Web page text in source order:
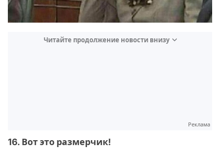
Читайте продолжение новости внизу
Реклама
16. Вот это размерчик!